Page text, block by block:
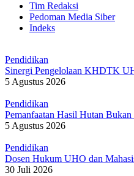
Tim Redaksi
Pedoman Media Siber
Indeks
Pendidikan
Sinergi Pengelolaan KHDTK
5 Agustus 2026
Pendidikan
Pemanfaatan Hasil Hutan
5 Agustus 2026
Pendidikan
Dosen Hukum UHO dan
30 Juli 2026